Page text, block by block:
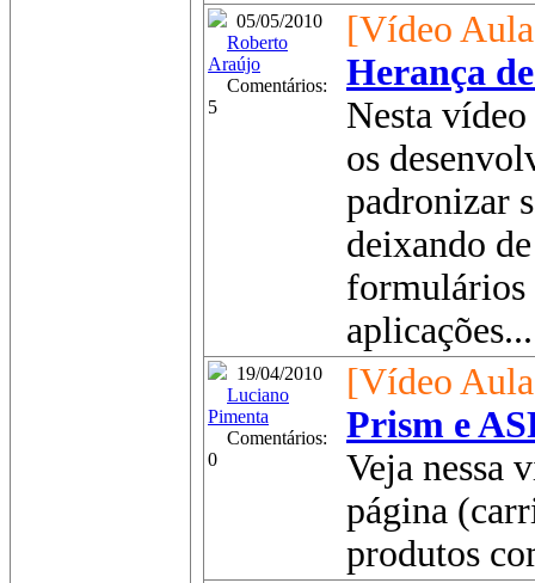
05/05/2010
Roberto
Araújo
Comentários:
5
[Vídeo
Herança
Nesta
os
padronizar
deixando
formulários
aplicações...
19/04/2010
Luciano
Pimenta
Comentários:
0
[Vídeo
Prism e
Veja nessa
página
produtos